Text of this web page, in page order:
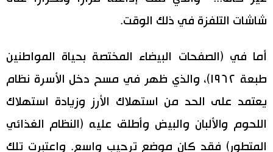
شاشات التلفزة في ذلك الوقت.
أما في (الصفحات البيضاء المختصة بحياة المواطنين
طبعة ١٩٦٢)، والذي ظهر في مسح دخل الأسرة نظام
يعتمد على الحد من استهلاك الأرز وزيادة استهلاك
اللحوم والألبان والبيض وأطلق عليه (النظام الغذائي
المتطور) فقد كان موضع ترحيب واسع. واعتبرت تلك